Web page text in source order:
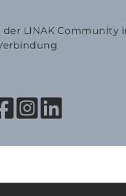
der LINAK Community